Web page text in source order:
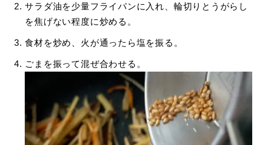
サラダ油を少量フライパンに入れ、輪切りとうがらし
を焦げない程度に炒める。
食材を炒め、火が通ったら塩を振る。
ごまを振って混ぜ合わせる。